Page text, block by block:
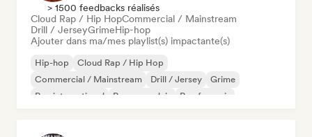
> 1500 feedbacks réalisés
Cloud Rap / Hip HopCommercial / Mainstream
Drill / JerseyGrimeHip-hop
Ajouter dans ma/mes playlist(s) impactante(s)
Hip-hop
Cloud Rap / Hip Hop
Commercial / Mainstream
Drill / Jersey
Grime
Rap international
Rap en anglais Rap francais